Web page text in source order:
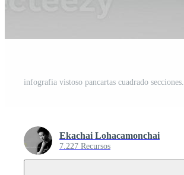
Ekachai Lohacamonchai
7.227 Recursos